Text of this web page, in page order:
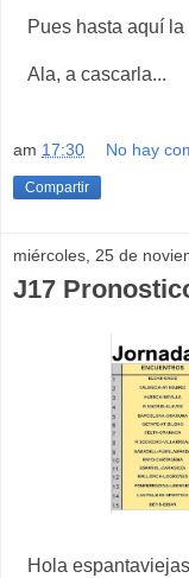
Pues hasta aquí la
Ala, a cascarla...
am 17:30 No hay
Compartir
miércoles, 25 de
J17
Hola